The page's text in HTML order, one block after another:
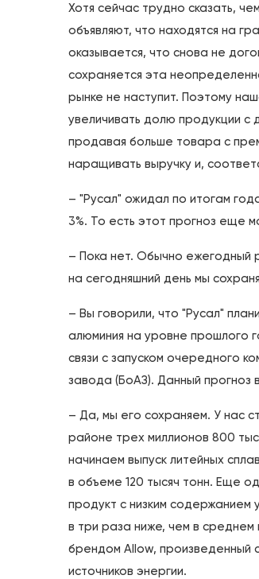
Хотя сейчас трудно сказать,
объявляют, что находятся на
оказывается, что снова не
сохраняется эта
рынке не наступит. Поэтому
увеличивать долю продукции
продавая больше товара с
наращивать выручку и,
– "Русал" ожидал по итогам
3%. То есть этот прогноз еще
– Пока нет. Обычно ежегодный
на сегодняшний день мы
– Вы говорили, что "Русал"
алюминия на уровне прошлого
связи с запуском очередного
завода (БоАЗ). Данный прогноз
– Да, мы его сохраняем. У нас
районе трех миллионов 800
начинаем выпуск литейных
в объеме 120 тысяч тонн. Еще
продукт с низким
в три раза ниже, чем в
брендом Allow, произведенный
источников энергии.